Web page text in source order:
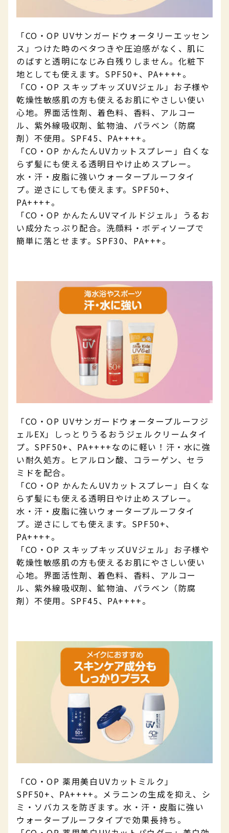
「CO・OP UVサンガードウォータリーエッセン
ス」つけた時のベタつきや圧迫感がなく、肌に
のばすと透明になじみ白残りしません。化粧下
地としても使えます。 SPF50+、PA++++。
「CO・OP スキップキッズUVジェル」お子様や
乾燥性敏感肌の方も使えるお肌にやさしい使い
心地。界面活性剤、着色料、香料、アルコー
ル、紫外線吸収剤、鉱物油、パラベン（防腐
剤）不使用。SPF45、PA++++。
「CO・OP かんたんUVカットスプレー」白くな
らず髪にも使える透明日やけ止めスプレー。
水・汗・皮脂に強いウォータープルーフタイ
プ。逆さにしても使えます。 SPF50+、
PA++++。
「CO・OP かんたんUVマイルドジェル」うるお
い成分たっぷり配合。洗顔料・ボディソープで
簡単に落とせます。SPF30、PA+++。
「CO・OP UVサンガードウォータープルーフジ
ェルEX」しっとりうるおうジェルクリームタイ
プ。SPF50+、PA++++なのに軽い！汗・水に強
い耐久処方。ヒアルロン酸、コラーゲン、セラ
ミドを配合。
「CO・OP かんたんUVカットスプレー」白くな
らず髪にも使える透明日やけ止めスプレー。
水・汗・皮脂に強いウォータープルーフタイ
プ。逆さにしても使えます。 SPF50+、
PA++++。
「CO・OP スキップキッズUVジェル」お子様や
乾燥性敏感肌の方も使えるお肌にやさしい使い
心地。界面活性剤、着色料、香料、アルコー
ル、紫外線吸収剤、鉱物油、パラベン（防腐
剤）不使用。SPF45、PA++++。
「CO・OP 薬用美白UVカットミルク」
SPF50+、PA++++。メラニンの生成を抑え、シ
ミ・ソバカスを防ぎます。水・汗・皮脂に強い
ウォータープルーフタイプで効果長持ち。